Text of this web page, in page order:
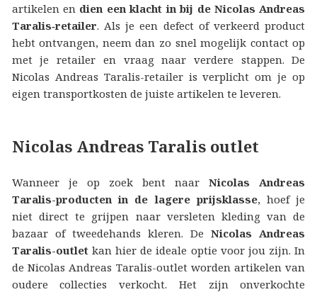
artikelen en dien een klacht in bij de Nicolas Andreas
Taralis‑retailer. Als je een defect of verkeerd product
hebt ontvangen, neem dan zo snel mogelijk contact op
met je retailer en vraag naar verdere stappen. De
Nicolas Andreas Taralis-retailer is verplicht om je op
eigen transportkosten de juiste artikelen te leveren.
Nicolas Andreas Taralis outlet
Wanneer je op zoek bent naarNicolas Andreas
Taralis-producten in de lagere prijsklasse, hoef je
niet direct te grijpen naar versleten kleding van de
bazaar of tweedehands kleren. DeNicolas Andreas
Taralis-outletkan hier de ideale optie voor jou zijn. In
de Nicolas Andreas Taralis-outlet worden artikelen van
oudere collecties verkocht. Het zijn onverkochte